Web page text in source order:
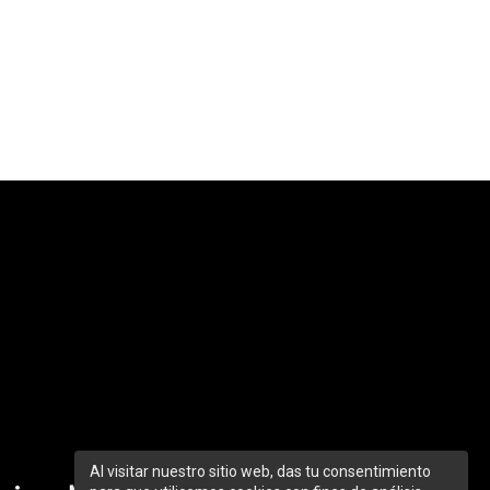
Al visitar nuestro sitio web, das tu consentimiento